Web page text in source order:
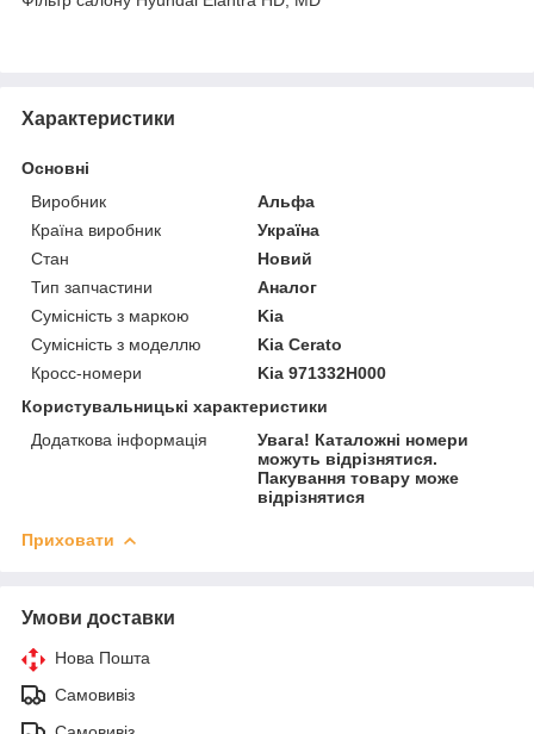
Характеристики
Основні
Виробник
Альфа
Країна виробник
Україна
Стан
Новий
Тип запчастини
Аналог
Сумісність з маркою
Kia
Сумісність з моделлю
Kia Cerato
Кросс-номери
Kia 971332H000
Користувальницькі характеристики
Додаткова інформація
Увага! Каталожні номери
можуть відрізнятися.
Пакування товару може
відрізнятися
Приховати
Умови доставки
Нова Пошта
Самовивіз